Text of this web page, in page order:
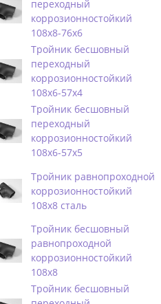
переходный
коррозионностойкий
108х8-76х6
Тройник бесшовный
переходный
коррозионностойкий
108х6-57х4
Тройник бесшовный
переходный
коррозионностойкий
108х6-57х5
Тройник равнопроходной
коррозионностойкий
108х8 сталь
Тройник бесшовный
равнопроходной
коррозионностойкий
108х8
Тройник бесшовный